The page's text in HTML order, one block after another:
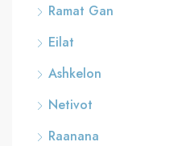
Ramat Gan
Eilat
Ashkelon
Netivot
Raanana